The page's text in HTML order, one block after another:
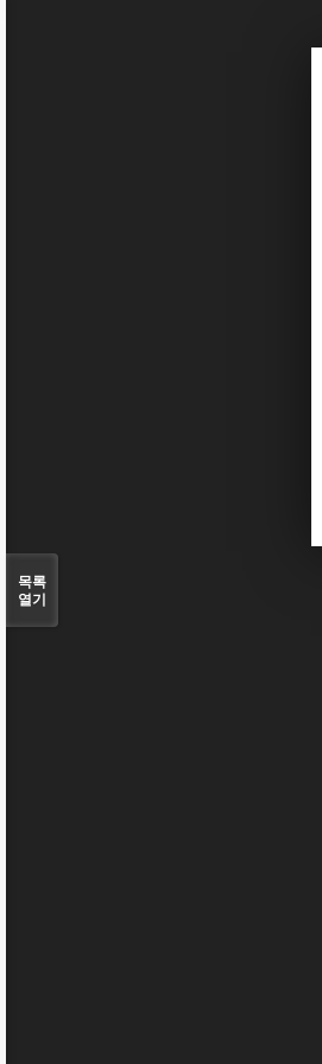
목록
열기
Sketchbook5, 스
Sketchbook5, 스
Sketchbook5, 스
Sketchbook5, 스